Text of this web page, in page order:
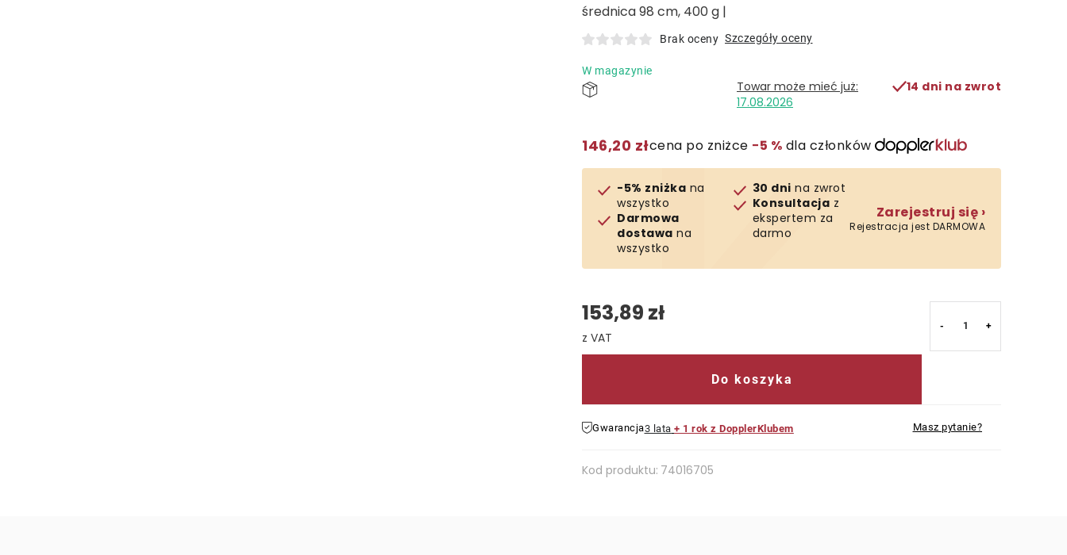
średnica 98 cm, 400 g |
Brak oceny Szczegóły oceny
W magazynie
17.08.2026
14 dni na zwrot
146,20 złcena po zniżce −5 % dla członków
-5% zniżka na
wszystko
Darmowa
dostawa na
wszystko
30 dni na zwrot
Konsultacja z
ekspertem za
darmo
Zarejestruj się ›
Rejestracja jest DARMOWA
153,89 zł
Cena jednostkowa:
Do koszyka
Gwarancja3 lata + 1 rok z DopplerKlubem Masz pytanie?
Kod produktu: 74016705